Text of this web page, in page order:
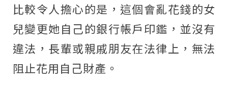
比較令人擔心的是，這個會亂花錢的女
兒變更她自己的銀行帳戶印鑑，並沒有
違法，長輩或親戚朋友在法律上，無法
阻止花用自己財產。